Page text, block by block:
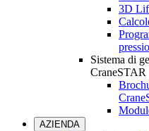
3D
Sistema di
CraneSTAR
AZIENDA